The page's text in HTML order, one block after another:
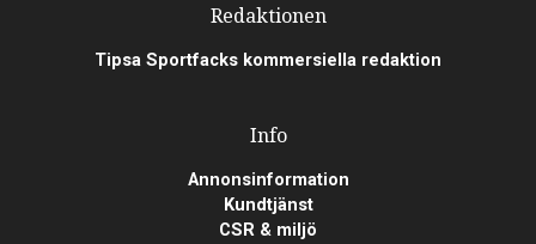
Redaktionen
Tipsa Sportfacks kommersiella redaktion
Info
Annonsinformation
Kundtjänst
CSR & miljö